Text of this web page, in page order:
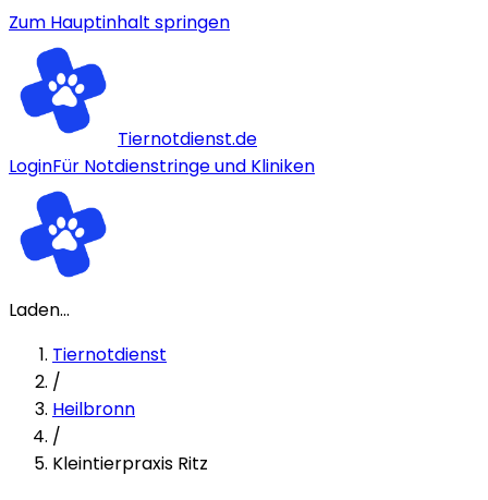
Zum Hauptinhalt springen
Tiernotdienst.de
LoginFür Notdienstringe und Kliniken
Laden...
Tiernotdienst
/
Heilbronn
/
Kleintierpraxis Ritz